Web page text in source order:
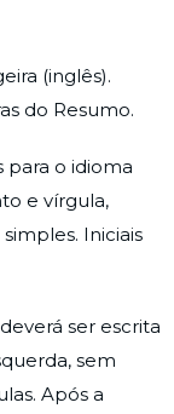
(inglês).
do Resumo.
para o idioma
e vírgula,
Iniciais
ser escrita
sem
Após a